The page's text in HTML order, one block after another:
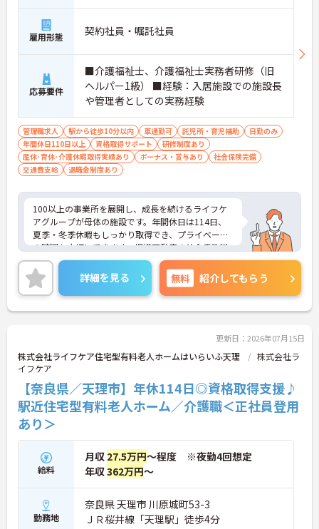
雇用形態 契約社員・嘱託社員
応募要件
■介護福祉士、介護福祉士実務者研修（旧
ヘルパー1級） ■経験：入居施設での施設長
や管理者としての実務経験
管理職求人 駅から徒歩10分以内 車通勤可 託児所・育児補助
日勤のみ
年間休日110日以上
資格取得サポート
研修制度あり
産休･育休･介護休暇取得実績あり
ボーナス・賞与あり
社会保険完備
交通費支給
退職金制度あり
100以上の事業所を展開し、成長を続けるライフケ
アグループが母体の施設です。年間休日は114日、
夏季・冬季休暇もしっかり取得でき、プライベート
の時間も大切にできます。提携不動産の仲介手数料
無料や企業主導型保育園の社員割引、鍼灸整骨院の
無料診療など、同法人ならではのユニークな福利厚
生も魅力です。「仕事を楽しむ」をモットーに、ア
ットホームでゆったりとした雰囲気のなか、あなた
の意見やアイデアを活かせます。資格取得支援やキ
にしながら安定した組織で長くキャリアを築きたい
方、向上心を持って積極的に業務に取り組める方か
らのご応募をお待ちしております。ご興味のある方
は詳細等をお伝えしますので、お気軽にお問い合わ
せください。
詳細を見る 無料 紹介してもらう
更新日：2026年07月15日
株式会社ライフケア住宅型有料老人ホームはいらいふ天理
株式会社ラ
イフケア
【奈良県／天理市】年休114日◎資格取得支援♪
駅近住宅型有料老人ホーム／介護職＜正社員登用
あり＞
給料
月収 27.5万円～程度 ※夜勤4回想定
年収362万円～
勤務地
奈良県 天理市 川原城町53-3
ＪＲ桜井線「天理駅」徒歩4分